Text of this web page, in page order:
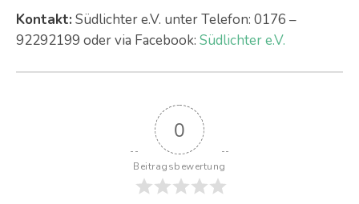
Kontakt: Südlichter e.V. unter Telefon: 0176 –
92292199 oder via Facebook: Südlichter e.V.
0
Beitragsbewertung